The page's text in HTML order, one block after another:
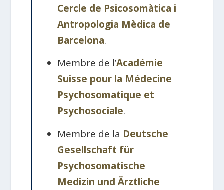
Cercle de Psicosomàtica i
Antropologia Mèdica de
Barcelona.
Membre de l’Académie
Suisse pour la Médecine
Psychosomatique et
Psychosociale.
Membre de la Deutsche
Gesellschaft für
Psychosomatische
Medizin und Ärztliche